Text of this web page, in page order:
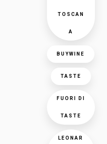
TOSCAN
A
BUYWINE
TASTE
FUORI DI
TASTE
LEONAR